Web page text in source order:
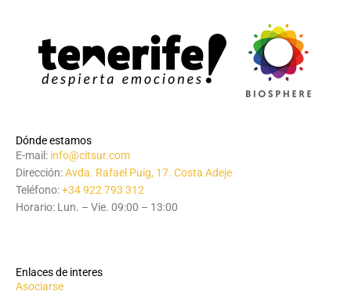
Dónde estamos
E-mail: info@citsur.com
Dirección:Avda. Rafael Puig, 17. Costa Adeje
Teléfono:+34 922 793 312
Horario: Lun. – Vie. 09:00 – 13:00
Enlaces de interes
Asociarse